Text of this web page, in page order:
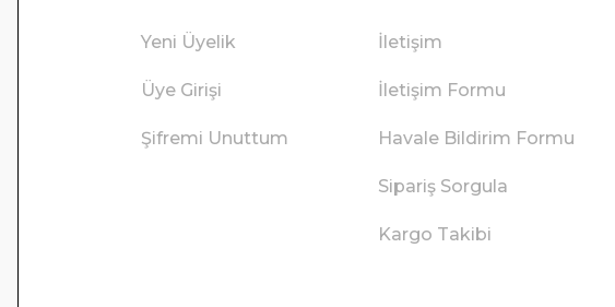
Yeni Üyelik
Üye Girişi
Şifremi Unuttum
İletişim
İletişim Formu
Havale Bildirim Formu
Sipariş Sorgula
Kargo Takibi